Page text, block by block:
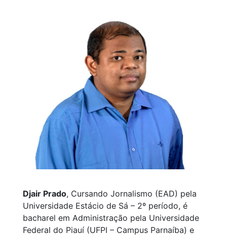
Djair Prado, Cursando Jornalismo (EAD) pela
Universidade Estácio de Sá – 2º período, é
bacharel em Administração pela Universidade
Federal do Piauí (UFPI – Campus Parnaíba) e